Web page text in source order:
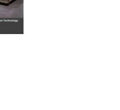
bài trí
diện mạo mới lạ cho
của gia đình.